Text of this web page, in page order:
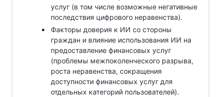
услуг (в том числе возможные негативные
последствия цифрового неравенства).
Факторы доверия к ИИ со стороны
граждан и влияние использования ИИ на
предоставление финансовых услуг
(проблемы межпоколенческого разрыва,
роста неравенства, сокращения
доступности финансовых услуг для
отдельных категорий пользователей).